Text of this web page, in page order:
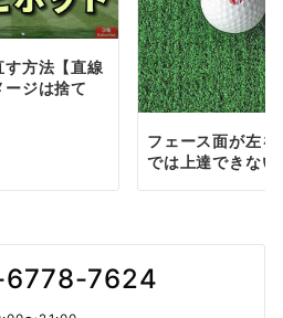
す方法【直線
ジは捨て
フェース面が左
では上達できない
7624